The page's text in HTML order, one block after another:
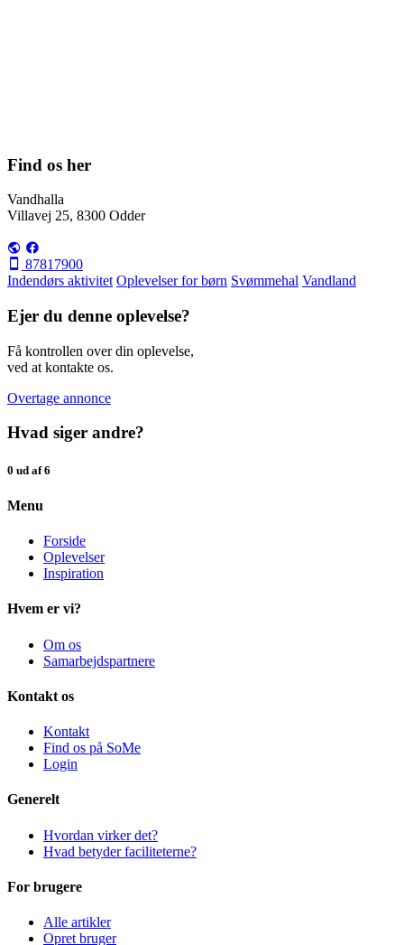
Find os her
Vandhalla
Villavej 25, 8300 Odder
87817900
Indendørs aktivitet Oplevelser for børn Svømmehal Vandland
Ejer du denne oplevelse?
Få kontrollen over din oplevelse,
ved at kontakte os.
Overtage annonce
Hvad siger andre?
0 ud af 6
Menu
Forside
Oplevelser
Inspiration
Hvem er vi?
Om os
Samarbejdspartnere
Kontakt os
Kontakt
Find os på SoMe
Login
Generelt
Hvordan virker det?
Hvad betyder faciliteterne?
For brugere
Alle artikler
Opret bruger